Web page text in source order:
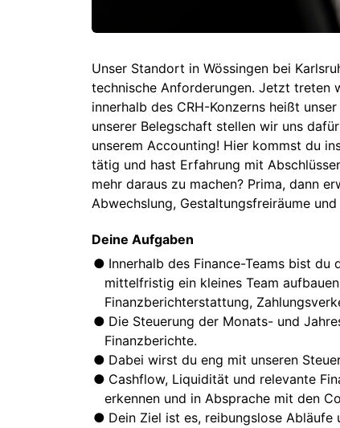
Unser Standort in Wössingen bei
technische Anforderungen. Jetzt treten
innerhalb des CRH-Konzerns heißt
unserer Belegschaft stellen wir uns
unserem Accounting! Hier kommst du
tätig und hast Erfahrung mit
mehr daraus zu machen? Prima, dann
Abwechslung, Gestaltungsfreiräume
Deine Aufgaben
Innerhalb des Finance-Teams bist
mittelfristig ein kleines Team
Finanzberichterstattung,
Die Steuerung der Monats- und
Finanzberichte.
Dabei wirst du eng mit unseren
Cashflow, Liquidität und relevante
erkennen und in Absprache mit den
Dein Ziel ist es, reibungslose